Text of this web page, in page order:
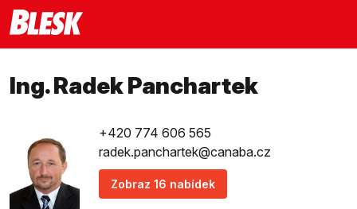
Ing. Radek Panchartek
+420 774 606 565
radek.panchartek@canaba.cz
Zobraz 16 nabídek